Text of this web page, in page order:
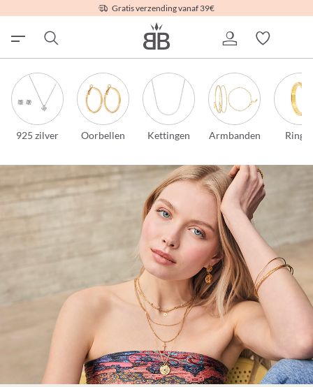
Gratis verzending vanaf 39€
925 zilver Oorbellen Kettingen Armbanden